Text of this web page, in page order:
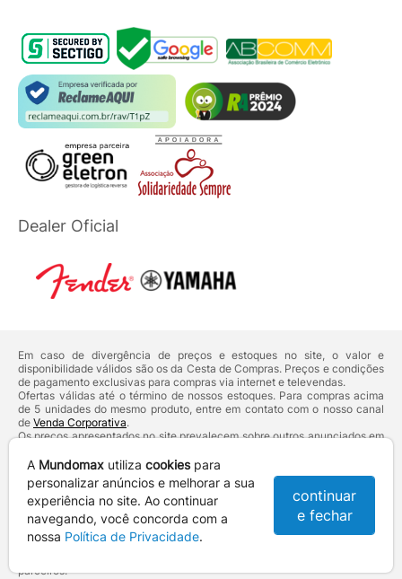
Dealer Oficial
Em caso de divergência de preços e estoques no site, o valor e
disponibilidade válidos são os da Cesta de Compras. Preços e condições
de pagamento exclusivas para compras via internet e televendas.
Ofertas válidas até o término de nossos estoques. Para compras acima
de 5 unidades do mesmo produto, entre em contato com o nosso canal
de Venda Corporativa.
Os preços apresentados no site prevalecem sobre outros anunciados em
Defesa do Consumidor:Lei nº 8.078.
Vendas sujeitas à confirmação de dados e análises de crédito e risco.
Razão Social: Hayamax Distribuidora de Produtos Eletrônicos Ltda -
CNPJ: 01.725.627/0002-53 - Endereço: R. Senador Souza Naves, 9 -
Centro - CEP: 86010-921 - Londrina / PR
Mundomax. 2007 - 2026 - Todos os direitos reservados. - Fotos e
parceiros.
A Mundomax utiliza cookiespara
personalizar anúncios e melhorar a sua
experiência no site. Ao continuar
navegando, você concorda com a
nossa Política de Privacidade.
continuar
e fechar